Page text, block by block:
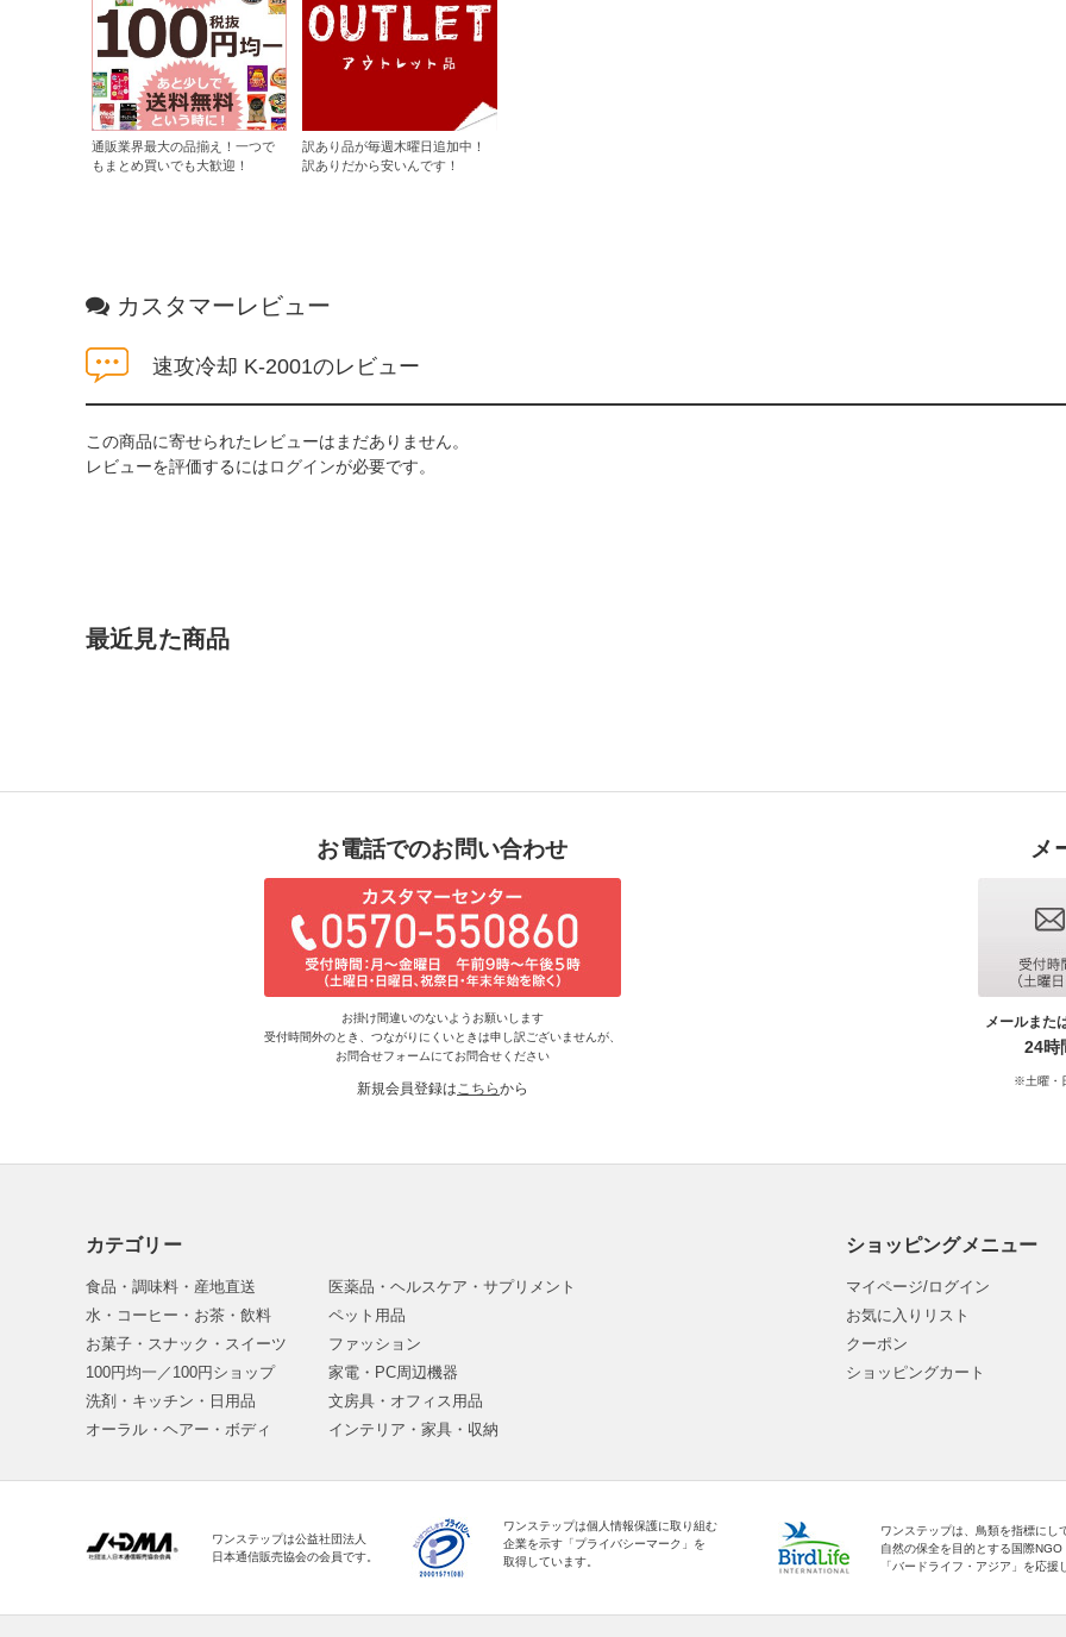
通販業界最大の品揃え！一つで
もまとめ買いでも大歓迎！
訳あり品が毎週木曜日追加中！
訳ありだから安いんです！
カスタマーレビュー
速攻冷却 K-2001のレビュー
この商品に寄せられたレビューはまだありません。
レビューを評価するにはログインが必要です。
最近見た商品
お電話でのお問い合わせ
お掛け間違いのないようお願いします
受付時間外のとき、つながりにくいときは申し訳ございませんが、
お問合せフォームにてお問合せください
新規会員登録はこちらから
メ
メールまた
24時
※土曜・
カテゴリー
食品・調味料・産地直送
水・コーヒー・お茶・飲料
お菓子・スナック・スイーツ
100円均一／100円ショップ
洗剤・キッチン・日用品
オーラル・ヘアー・ボディ
医薬品・ヘルスケア・サプリメント
ペット用品
ファッション
家電・PC周辺機器
文房具・オフィス用品
インテリア・家具・収納
ショッピングメニュー
マイページ/ログイン
お気に入りリスト
クーポン
ショッピングカート
ワンステップは公益社団法人
日本通信販売協会の会員です。
ワンステップは個人情報保護に取り組む
企業を示す「プライバシーマーク」を
取得しています。
ワンステップは、鳥類を指標にし
自然の保全を目的とする国際NGO
「バードライフ・アジア」を応援